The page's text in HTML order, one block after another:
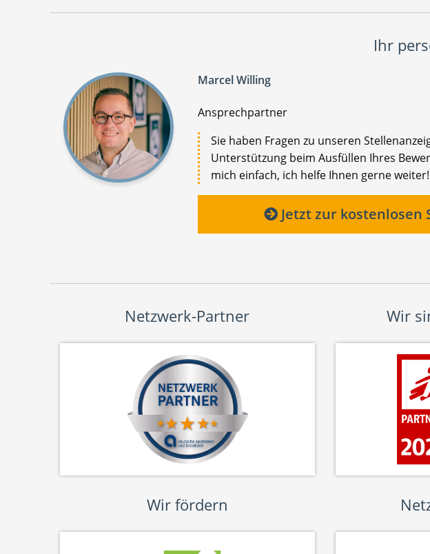
Ihr
Marcel Willing
Ansprechpartner
Sie haben Fragen zu unseren
Unterstützung beim Ausfüllen Ihres
mich einfach, ich helfe Ihnen gerne weiter!
Jetzt zur kostenlosen
Netzwerk-Partner Wir
Wir fördern